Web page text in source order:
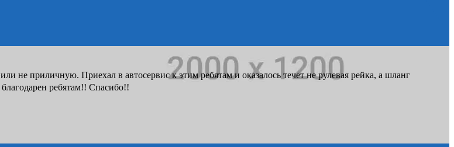
не приличную. Приехал в автосервис к этим ребятам и оказалось течет не рулевая рейка, а шланг
ребятам!! Спасибо!!